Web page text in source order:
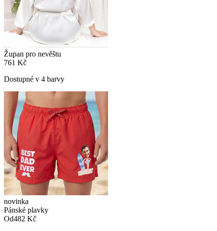
Župan pro nevěštu
761 Kč
Dostupné v 4 barvy
novinka
Pánské plavky
Od482 Kč